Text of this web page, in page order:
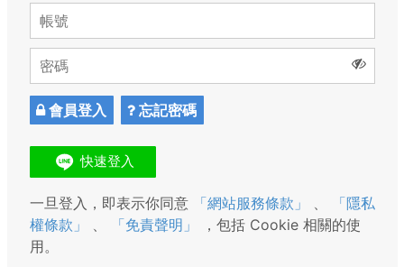
會員登入 忘記密碼
一旦登入，即表示你同意 「網站服務條款」
「隱私
權條款」
「免責聲明」
，包括 Cookie 相關的使
用。